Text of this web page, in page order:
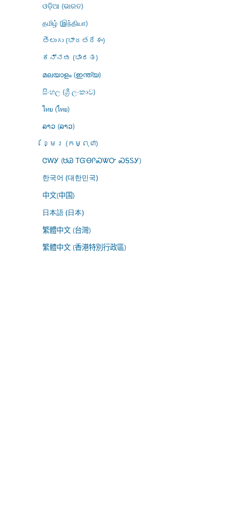
ଓଡ଼ିଆ (ଭାରତ)
தமிழ் (இந்தியா)
తెలుగు (భారతదేశం)
ಕನ್ನಡ (ಭಾರತ)
മലയാളം (ഇന്ത്യ)
සිංහල (ශ්‍රී ලංකාව)
ไทย (ไทย)
ລາວ (ລາວ)
ខ្មែរ (កម្ពុជា)
ᏣᎳᎩ (ᏌᏊ ᎢᏳᎾᎵᏍᏔᏅ ᏍᎦᏚᎩ)
한국어 (대한민국)
中文(中国)
日本語 (日本)
繁體中文 (台灣)
繁體中文 (香港特別行政區)